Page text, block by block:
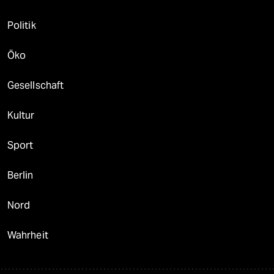
Politik
Öko
Gesellschaft
Kultur
Sport
Berlin
Nord
Wahrheit